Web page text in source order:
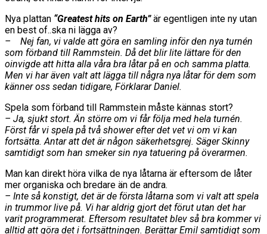
Nya plattan “Greatest hits on Earth”är egentligen inte ny utan
en best of..ska ni lägga av?
– Nej fan, vi valde att göra en samling inför den nya turnén
som förband till Rammstein. Då det blir lite lättare för den
oinvigde att hitta alla våra bra låtar på en och samma platta.
Men vi har även valt att lägga till några nya låtar för dem som
känner oss sedan tidigare, Förklarar Daniel.
Spela som förband till Rammstein måste kännas stort?
– Ja, sjukt stort. Än större om vi får följa med hela turnén.
Först får vi spela på två shower efter det vet vi om vi kan
fortsätta. Antar att det är någon säkerhetsgrej. Säger Skinny
samtidigt som han smeker sin nya tatuering på överarmen.
Man kan direkt höra vilka de nya låtarna är eftersom de låter
mer organiska och bredare än de andra.
– Inte så konstigt, det är de första låtarna som vi valt att spela
in trummor live på. Vi har aldrig gjort det förut utan det har
varit programmerat. Eftersom resultatet blev så bra kommer vi
alltid att göra det i fortsättningen. Berättar Emil samtidigt som